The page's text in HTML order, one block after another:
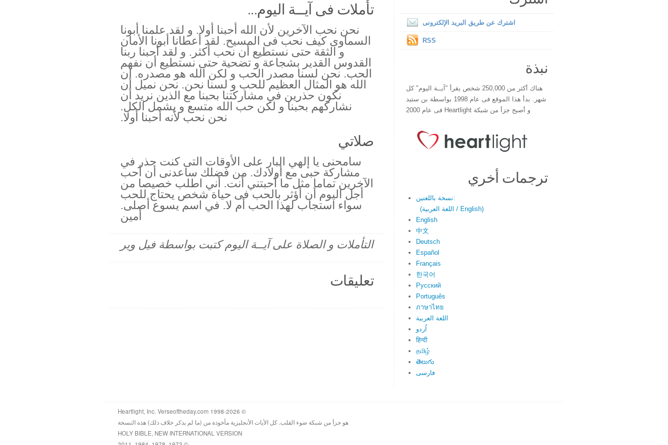
تأملات فى آيــة اليوم...
نحن نحب الآخرين لأن الله أحبنا أولا. و لقد علمنا أبونا
السماوى كيف نحب فى المسيح. لقد أعطانا أبونا الأمان
و الثقة حتى نستطيع أن نحب أكثر. و لقد أحبنا ربنا
القدوس القدير بشجاعة و تضحية حتى نستطيع أن نفهم
الحب. نحن لسنا مصدر الحب و لكن الله هو مصدره. ان
الله هو المثال العظيم للحب و لسنا نحن. نحن نميل أن
نكون حذرين في مشاركتنا بحبنا مع الذين نريد أن
نشاركهم بحبنا و لكن حب الله متسع و يشمل الكل.
نحن نحب لأنه أحبنا أولا.
صلاتي
سامحنى يا إلهي البار على الأوقات التى كنت حذر في
مشاركة حبى مع أولادك. من فضلك ساعدنى أن أحب
الآخرين تماما مثل ما أحبتني أنت. أني اطلب خصيصا من
أجل اليوم أن أؤثر بالحب فى حياة شخص يحتاج للحب
سواء استجاب لهذا الحب أم لا. في اسم يسوع أصلى.
أمين
التأملات و الصلاة على آيــة اليوم كتبت بواسطة فيل وير
تعليقات
اشترك عن طريق البريد الإلكترونى
RSS
نبذة
هناك أكثر من 250,000 شخص يقرأ "آيــة اليوم" كل
شهر. بدأ هذا الموقع فى عام 1998 بواسطة بن ستيد
و أصبح جزأ من شبكة Heartlight فى عام 2000
ترجمات أخري
نسخة باللغتين:
(اللغة العربية / English)
English
中文
Deutsch
Español
Français
한국어
Русский
Português
ภาษาไทย
اللغة العربية
اُردو
हिन्दी
தமிழ்
తెలుగు
فارسی
© 1998-2026 Heartlight, Inc. Verseoftheday.com
هو جزأ من شبكة ضوء القلب. كل الأيات الأنجليزية مأخوذة من (ما لم يذكر خلاف ذلك) هذه النسخة
HOLY BIBLE, NEW INTERNATIONAL VERSION